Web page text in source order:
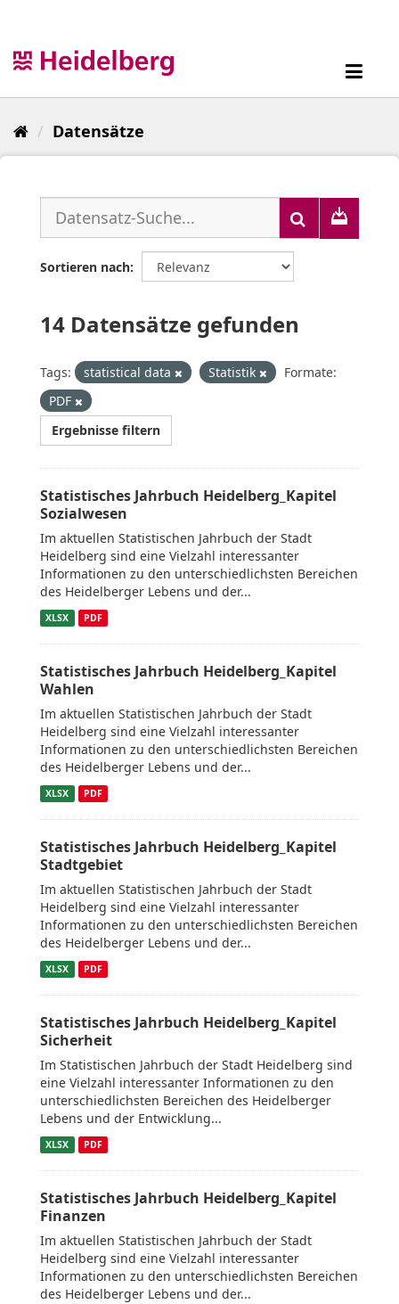
Datensätze
Sortieren nach
14 Datensätze gefunden
Tags: statistical data Statistik
Formate:
PDF
Ergebnisse filtern
Statistisches Jahrbuch Heidelberg_Kapitel
Sozialwesen
Im aktuellen Statistischen Jahrbuch der Stadt
Heidelberg sind eine Vielzahl interessanter
Informationen zu den unterschiedlichsten Bereichen
des Heidelberger Lebens und der...
XLSX PDF
Statistisches Jahrbuch Heidelberg_Kapitel
Wahlen
Im aktuellen Statistischen Jahrbuch der Stadt
Heidelberg sind eine Vielzahl interessanter
Informationen zu den unterschiedlichsten Bereichen
des Heidelberger Lebens und der...
XLSX PDF
Statistisches Jahrbuch Heidelberg_Kapitel
Stadtgebiet
Im aktuellen Statistischen Jahrbuch der Stadt
Heidelberg sind eine Vielzahl interessanter
Informationen zu den unterschiedlichsten Bereichen
des Heidelberger Lebens und der...
XLSX PDF
Statistisches Jahrbuch Heidelberg_Kapitel
Sicherheit
Im Statistischen Jahrbuch der Stadt Heidelberg sind
eine Vielzahl interessanter Informationen zu den
unterschiedlichsten Bereichen des Heidelberger
Lebens und der Entwicklung...
XLSX PDF
Statistisches Jahrbuch Heidelberg_Kapitel
Finanzen
Im aktuellen Statistischen Jahrbuch der Stadt
Heidelberg sind eine Vielzahl interessanter
Informationen zu den unterschiedlichsten Bereichen
des Heidelberger Lebens und der...